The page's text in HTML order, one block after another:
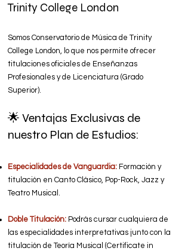
Trinity College London
Somos Conservatorio de Música de Trinity
College London, lo que nos permite ofrecer
titulaciones oficiales de Enseñanzas
Profesionales y de Licenciatura (Grado
Superior).
🌟 Ventajas Exclusivas de
nuestro Plan de Estudios:
Especialidades de Vanguardia: Formación y
titulación en Canto Clásico, Pop-Rock, Jazz y
Teatro Musical.
Doble Titulación: Podrás cursar cualquiera de
las especialidades interpretativas junto con la
titulación de Teoría Musical (Certificate in